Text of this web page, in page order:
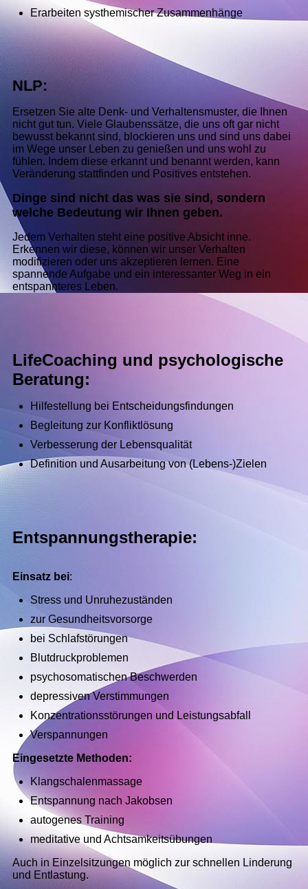
Erarbeiten systhemischer Zusammenhänge
NLP:
Ersetzen Sie alte Denk- und Verhaltensmuster, die Ihnen
nicht gut tun. Viele Glaubenssätze, die uns oft gar nicht
bewusst bekannt sind, blockieren uns und sind uns dabei
im Wege unser Leben zu genießen und uns wohl zu
fühlen. Indem diese erkannt und benannt werden, kann
Veränderung stattfinden und Positives entstehen.
Dinge sind nicht das was sie sind, sondern
welche Bedeutung wir Ihnen geben.
Jedem Verhalten steht eine positive Absicht inne.
Erkennen wir diese, können wir unser Verhalten
modifizieren oder uns akzeptieren lernen. Eine
spannende Aufgabe und ein interessanter Weg in ein
entspannteres Leben.
LifeCoaching und psychologische
Beratung:
Hilfestellung bei Entscheidungsfindungen
Begleitung zur Konfliktlösung
Verbesserung der Lebensqualität
Definition und Ausarbeitung von (Lebens-)Zielen
Entspannungstherapie:
Einsatz bei:
Stress und Unruhezuständen
zur Gesundheitsvorsorge
bei Schlafstörungen
Blutdruckproblemen
psychosomatischen Beschwerden
depressiven Verstimmungen
Konzentrationsstörungen und Leistungsabfall
Verspannungen
Eingesetzte Methoden:
Klangschalenmassage
Entspannung nach Jakobsen
autogenes Training
meditative und Achtsamkeitsübungen
Auch in Einzelsitzungen möglich zur schnellen Linderung
und Entlastung.